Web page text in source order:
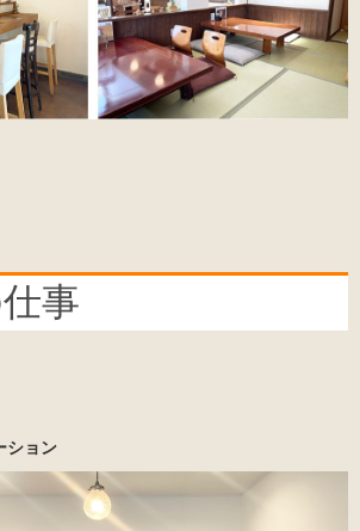
事
ション